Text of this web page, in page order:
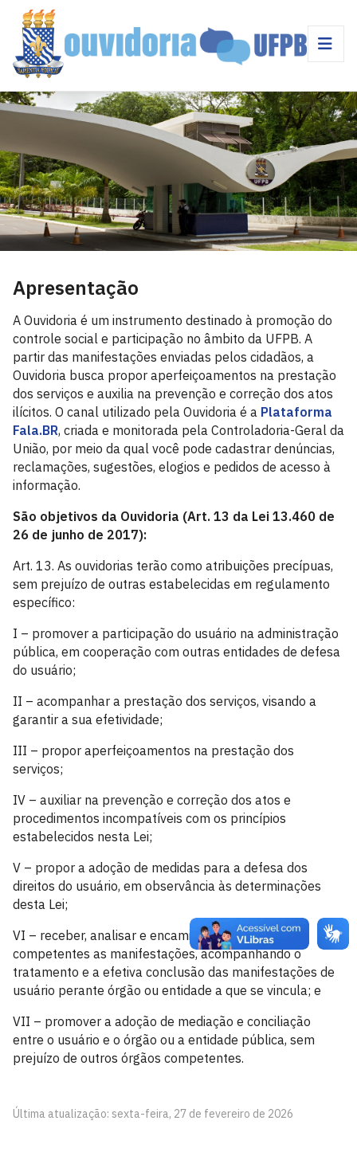
Apresentação
A Ouvidoria é um instrumento destinado à promoção do
controle social e participação no âmbito da UFPB. A
partir das manifestações enviadas pelos cidadãos, a
Ouvidoria busca propor aperfeiçoamentos na prestação
dos serviços e auxilia na prevenção e correção dos atos
ilícitos. O canal utilizado pela Ouvidoria é a Plataforma
Fala.BR, criada e monitorada pela Controladoria-Geral da
União, por meio da qual você pode cadastrar denúncias,
reclamações, sugestões, elogios e pedidos de acesso à
informação.
São objetivos da Ouvidoria (Art. 13 da Lei 13.460 de
26 de junho de 2017):
Art. 13. As ouvidorias terão como atribuições precípuas,
sem prejuízo de outras estabelecidas em regulamento
específico:
I – promover a participação do usuário na administração
pública, em cooperação com outras entidades de defesa
do usuário;
II – acompanhar a prestação dos serviços, visando a
garantir a sua efetividade;
III – propor aperfeiçoamentos na prestação dos
serviços;
IV – auxiliar na prevenção e correção dos atos e
procedimentos incompatíveis com os princípios
estabelecidos nesta Lei;
V – propor a adoção de medidas para a defesa dos
direitos do usuário, em observância às determinações
desta Lei;
VI – receber, analisar e encaminhar às autoridades
competentes as manifestações, acompanhando o
tratamento e a efetiva conclusão das manifestações de
usuário perante órgão ou entidade a que se vincula; e
VII – promover a adoção de mediação e conciliação
entre o usuário e o órgão ou a entidade pública, sem
prejuízo de outros órgãos competentes.
Última atualização: sexta-feira, 27 de fevereiro de 2026